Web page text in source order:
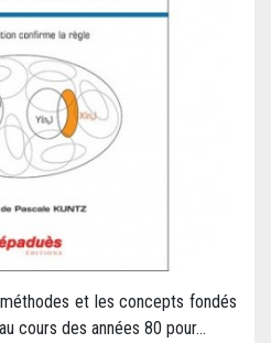
et les concepts fondés
cours des années 80 pour...